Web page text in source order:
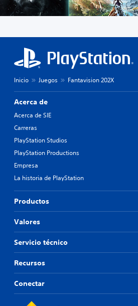
Inicio Juegos Fantavision 202X
Acerca de
Acerca de SIE
Carreras
PlayStation Studios
PlayStation Productions
Empresa
La historia de PlayStation
Productos
Valores
Servicio técnico
Recursos
Conectar